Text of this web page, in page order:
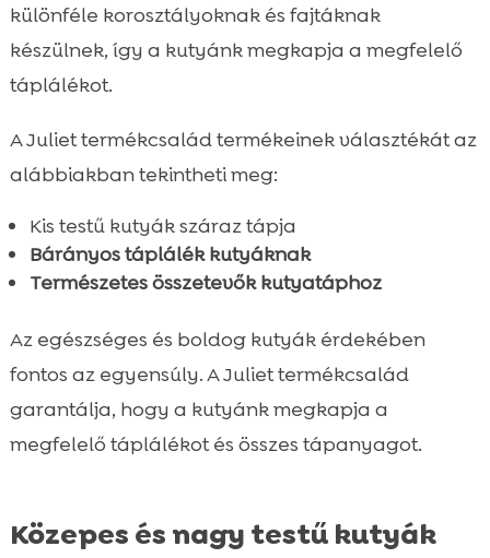
különféle korosztályoknak és fajtáknak
készülnek, így a kutyánk megkapja a megfelelő
táplálékot.
A Juliet termékcsalád termékeinek választékát az
alábbiakban tekintheti meg:
Kis testű kutyák száraz tápja
Bárányos táplálék kutyáknak
Természetes összetevők kutyatáphoz
Az egészséges és boldog kutyák érdekében
fontos az egyensúly. A Juliet termékcsalád
garantálja, hogy a kutyánk megkapja a
megfelelő táplálékot és összes tápanyagot.
Közepes és nagy testű kutyák